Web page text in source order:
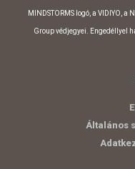
MINDSTORMS logó, a VIDIYO, a
Group védjegyei. Engedéllyel
Általános